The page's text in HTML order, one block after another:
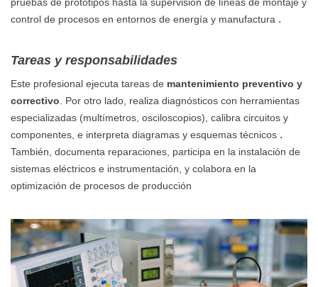
control de procesos en entornos de energía y manufactura .
Tareas y responsabilidades
Este profesional ejecuta tareas de mantenimiento preventivo y
correctivo . Por otro lado, realiza diagnósticos con herramientas
especializadas (multímetros, osciloscopios), calibra circuitos y
componentes, e interpreta diagramas y esquemas técnicos .
También, documenta reparaciones, participa en la instalación de
sistemas eléctricos e instrumentación, y colabora en la
optimización de procesos de producción